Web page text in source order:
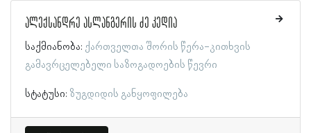
ალექსანდრე ასლანგერის ძე კედია
საქმიანობა: ქართველთა შორის წერა-კითხვის
გამავრცელებელი საზოგადოების წევრი
სტატუსი: ზუგდიდის განყოფილება